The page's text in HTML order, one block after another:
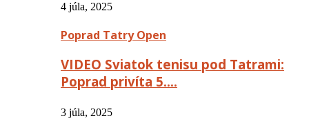
4 júla, 2025
Poprad Tatry Open
VIDEO Sviatok tenisu pod Tatrami:
Poprad privíta 5….
3 júla, 2025